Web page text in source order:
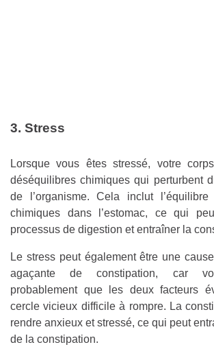
3. Stress
Lorsque vous êtes stressé, votre
déséquilibres chimiques qui perturbent
de l’organisme. Cela inclut
chimiques dans l’estomac, ce qui
processus de digestion et entraîner la
Le stress peut également être une
agaçante de constipation, car
probablement que les deux facteurs
cercle vicieux difficile à rompre. La
rendre anxieux et stressé, ce qui peut
de la constipation.